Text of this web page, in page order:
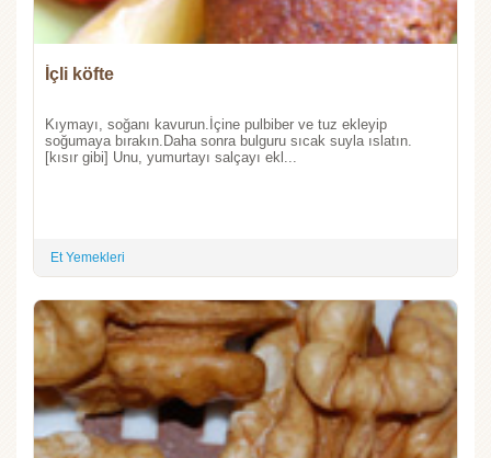
İçli köfte
Kıymayı, soğanı kavurun.İçine pulbiber ve tuz ekleyip
soğumaya bırakın.Daha sonra bulguru sıcak suyla ıslatın.
[kısır gibi] Unu, yumurtayı salçayı ekl...
Et Yemekleri